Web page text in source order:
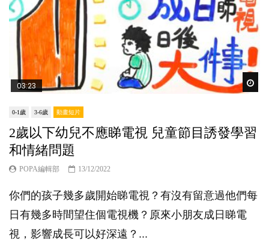
03:23
0-1歲 3-6歲 動畫短片
2歲以下幼兒不應睇電視 兒童節目誘發學習
和情緒問題
POPA編輯部 13/12/2022
你們的孩子幾多歲開始睇電視？有沒有留意過他們每
日有幾多時間望住個電視機？原來小朋友成日睇電
視，影響成長可以好深遠？...